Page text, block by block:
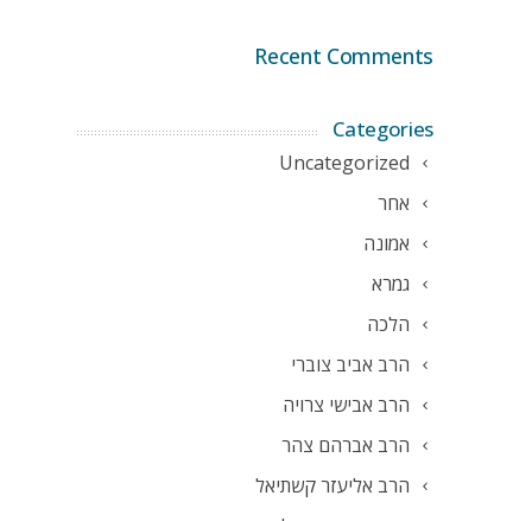
Recent Comments
Categories
Uncategorized
אחר
אמונה
גמרא
הלכה
הרב אביב צוברי
הרב אבישי צרויה
הרב אברהם צהר
הרב אליעזר קשתיאל